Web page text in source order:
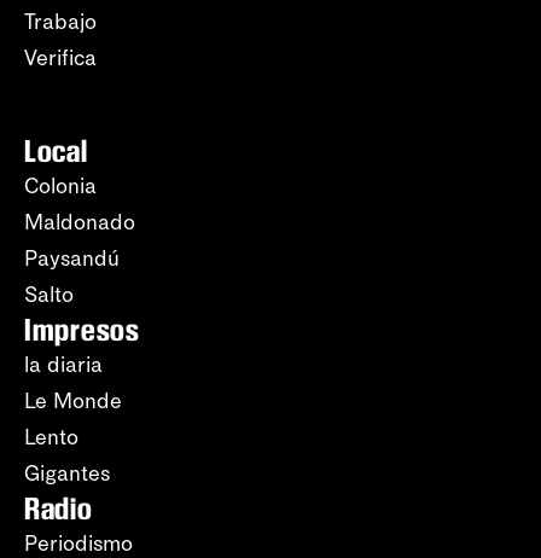
Trabajo
Verifica
Local
Colonia
Maldonado
Paysandú
Salto
Impresos
la diaria
Le Monde
Lento
Gigantes
Radio
Periodismo